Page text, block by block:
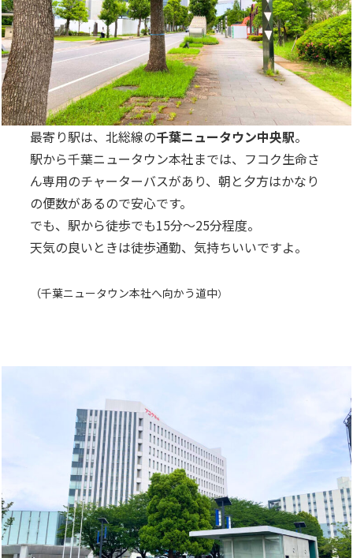
最寄り駅は、北総線の千葉ニュータウン中央駅。
駅から千葉ニュータウン本社までは、フコク生命さ
ん専用のチャーターバスがあり、朝と夕方はかなり
の便数があるので安心です。
でも、駅から徒歩でも15分～25分程度。
天気の良いときは徒歩通勤、気持ちいいですよ。
（千葉ニュータウン本社へ向かう道中）